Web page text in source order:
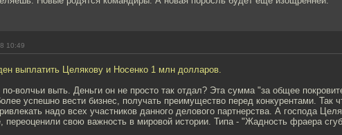
10:49
выплатить Целякову и Носенко 1 млн долларов.
волчьи выть. Деньги он не просто так отдал? Эта сумма "за общее
успешно вести бизнес, получать преимущество перед конкурентами. Так
надо всех участников данного делового партнерства. А господа
переоценили свою важность в мировой истории. Типа - "Жадность фраера